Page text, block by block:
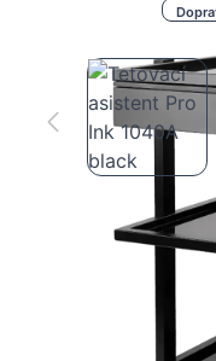
Tetovací
B2B cena